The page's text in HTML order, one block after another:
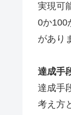
実現可
0か100
があり
達成手
達成手
考え方